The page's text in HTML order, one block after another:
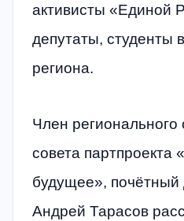
активисты «Единой
депутаты, студенты
региона.
Член регионального
совета партпроекта
будущее», почётный
Андрей Тарасов